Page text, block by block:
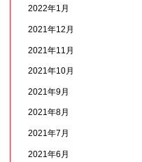
2022年1月
2021年12月
2021年11月
2021年10月
2021年9月
2021年8月
2021年7月
2021年6月